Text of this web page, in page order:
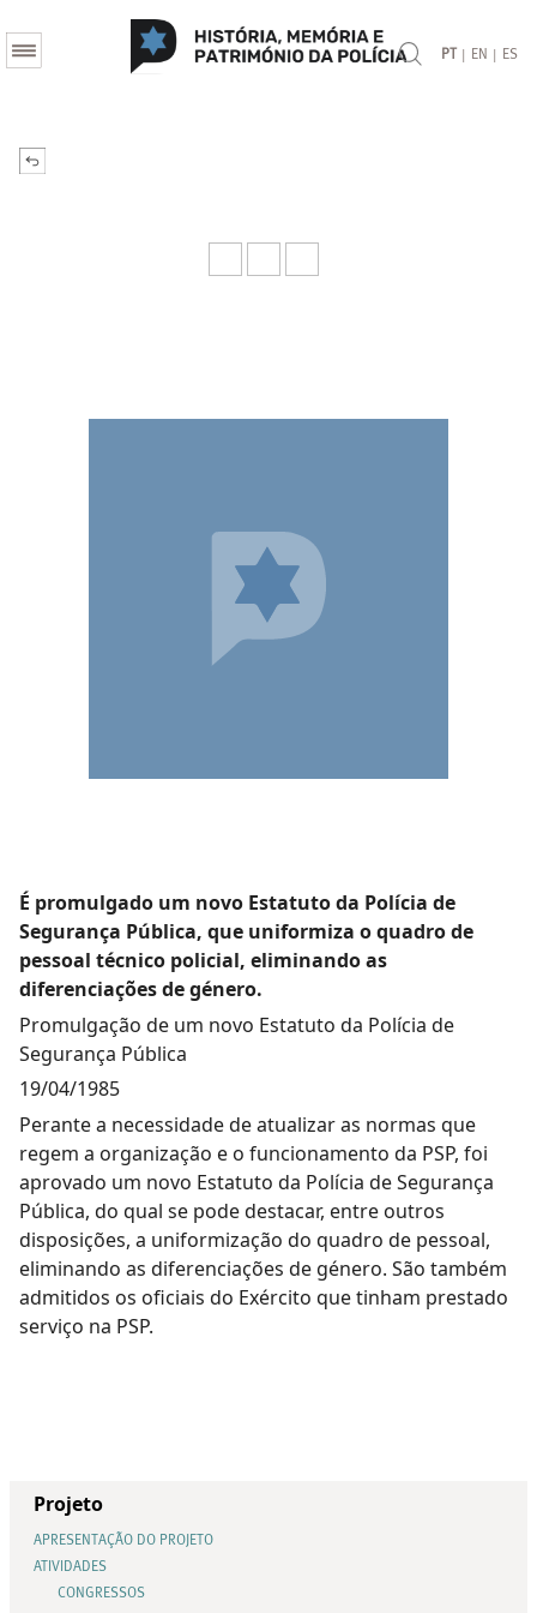
PT | EN | ES
É promulgado um novo Estatuto da Polícia de
Segurança Pública, que uniformiza o quadro de
pessoal técnico policial, eliminando as
diferenciações de género.
Promulgação de um novo Estatuto da Polícia de
Segurança Pública
19/04/1985
Perante a necessidade de atualizar as normas que
regem a organização e o funcionamento da PSP, foi
aprovado um novo Estatuto da Polícia de Segurança
Pública, do qual se pode destacar, entre outros
disposições, a uniformização do quadro de pessoal,
eliminando as diferenciações de género. São também
admitidos os oficiais do Exército que tinham prestado
serviço na PSP.
Projeto
APRESENTAÇÃO DO PROJETO
ATIVIDADES
CONGRESSOS